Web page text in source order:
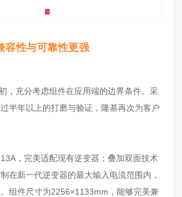
容性与可靠性更强
，充分考虑组件在应用端的边界条件。采
半年以上的打磨与验证，隆基再次为客户
，完美适配现有逆变器；叠加双面技术
在新一代逆变器的最大输入电流范围内，
组件尺寸为2256×1133mm，能够完美兼